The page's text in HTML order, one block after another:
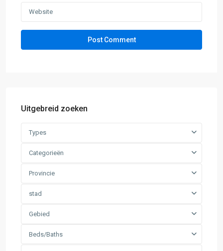
Uitgebreid zoeken
Types
Categorieën
Provincie
stad
Gebied
Beds/Baths